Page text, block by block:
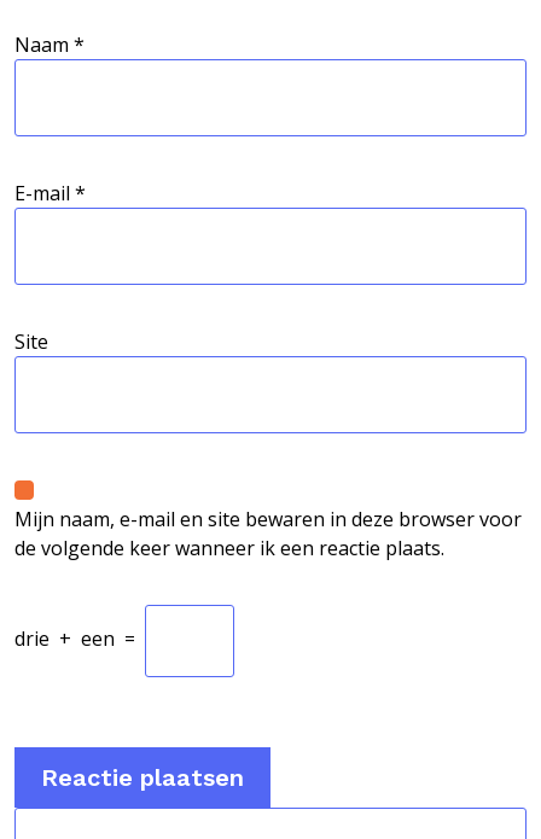
Naam *
E-mail *
Site
Mijn naam, e-mail en site bewaren in deze browser voor
de volgende keer wanneer ik een reactie plaats.
drie + een =